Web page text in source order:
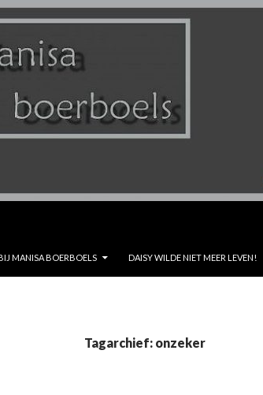
MANISA BOERBOELS DAISY WILDE NIET MEER LEVEN!
Tagarchief: onzeker